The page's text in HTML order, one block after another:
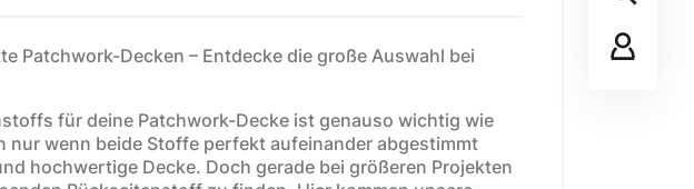
Kunstleder
Stoffpanel
Patchwork-Decken – Entdecke die große Auswahl bei
für deine Patchwork-Decke ist genauso wichtig wie
nur wenn beide Stoffe perfekt aufeinander abgestimmt
hochwertige Decke. Doch gerade bei größeren Projekten